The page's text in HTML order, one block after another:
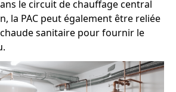
le circuit de chauffage central
la PAC peut également être reliée
sanitaire pour fournir le